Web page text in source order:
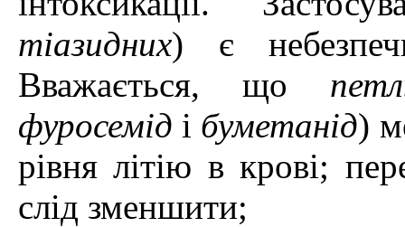
тіазидних) є
Вважається, що
фуросемід і буметанід)
рівня літію в крові;
слід зменшити;